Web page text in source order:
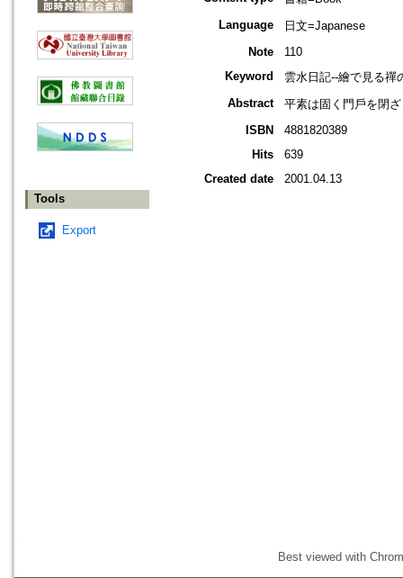
Tools
Export
Language
日文=Japanese
Note
110
Keyword
雲水日記--繪で見る
Abstract
平素は固く門戶を閉
ISBN
4881820389
Hits
639
Created date
2001.04.13
Best viewed with